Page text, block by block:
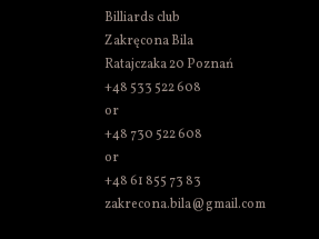
Billiards club
Zakręcona Bila
Ratajczaka 20 Poznań
+48 533 522 608
or
+48 730 522 608
or
+48 61 855 73 83
zakrecona.bila@gmail.com